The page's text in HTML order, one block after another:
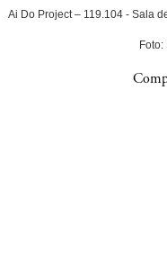
Ai Do Project – 119.104 - Sala